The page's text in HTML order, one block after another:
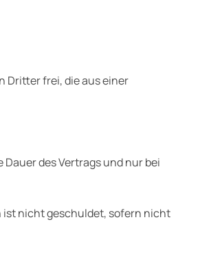
Dritter frei, die aus einer
des Vertrags und nur bei
ist nicht geschuldet, sofern nicht